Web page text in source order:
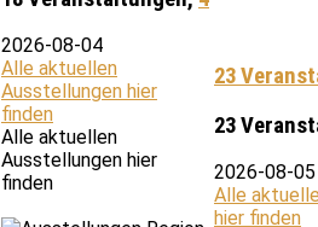
2026-08-04
Alle aktuellen
Ausstellungen hier
finden
Alle aktuellen
Ausstellungen hier
finden
23
23
2026-08-05
Alle
hier finden